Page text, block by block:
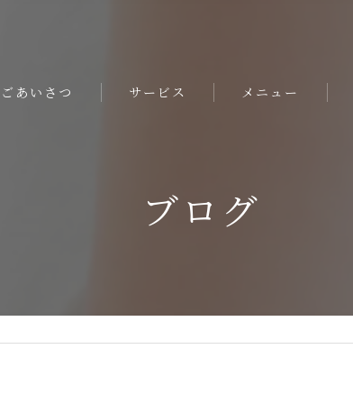
ごあいさつ サービス メニュー
ブログ